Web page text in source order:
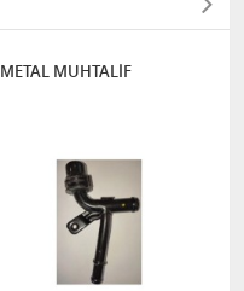
METAL MUHTALİF